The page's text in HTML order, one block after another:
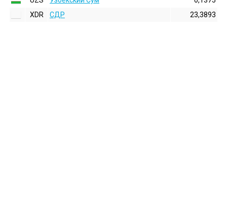
XDR
СДР 23,3893